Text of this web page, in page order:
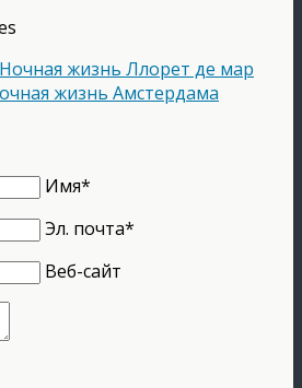
Ночная жизнь Ллорет де мар
жизнь Амстердама
Имя*
Эл. почта*
Веб-сайт